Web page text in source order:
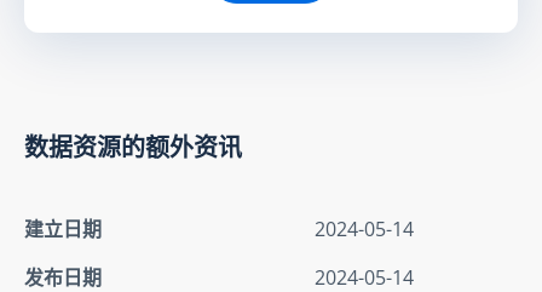
数据资源的额外资讯
建立日期
2024-05-14
发布日期
2024-05-14